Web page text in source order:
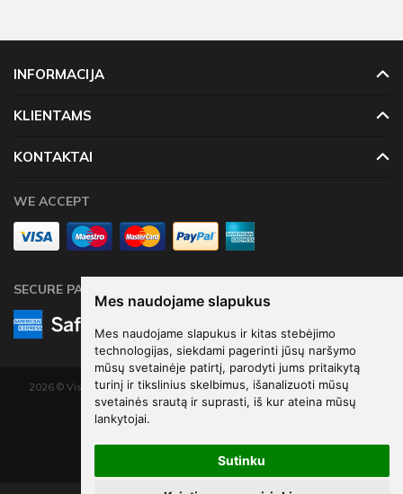
Mes naudojame slapukus
Mes naudojame slapukus ir kitas stebėjimo
technologijas, siekdami pagerinti jūsų naršymo
mūsų svetainėje patirtį, parodyti jums pritaikytą
turinį ir tikslinius skelbimus, išanalizuoti mūsų
svetainės srautą ir suprasti, iš kur ateina mūsų
lankytojai.
Sutinku
INFORMACIJA
KLIENTAMS
KONTAKTAI
WE ACCEPT
SECURE PAYMENTS
2026 © Visos teisės saugomos. Kopijuoti, platinti svetainės turinį be autorių
sutikimo draudžiama.
Elektroninių parduotuvių nuoma